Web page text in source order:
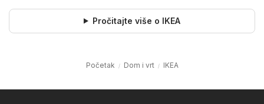
Pročitajte više o IKEA
Početak Dom i vrt IKEA